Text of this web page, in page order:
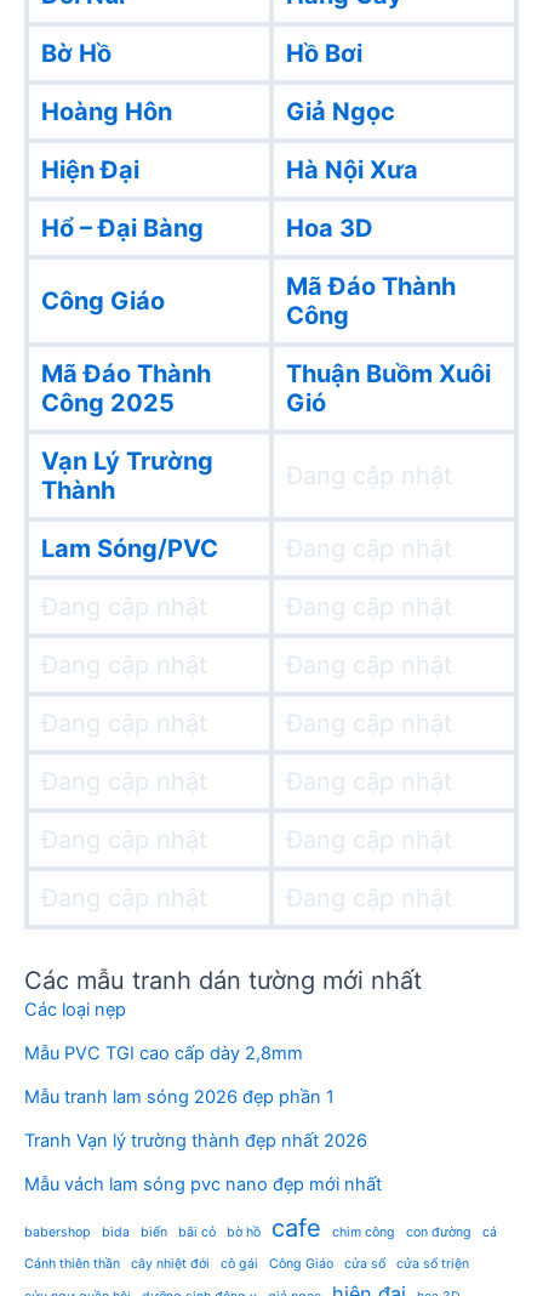
Bờ Hồ
Hồ Bơi
Hoàng Hôn
Giả Ngọc
Hiện Đại
Hà Nội Xưa
Hổ – Đại Bàng
Hoa 3D
Công Giáo
Mã Đáo Thành
Công
Mã Đáo Thành
Công 2025
Thuận Buồm Xuôi
Gió
Vạn Lý Trường
Thành
Đang cập nhật
Lam Sóng/PVC
Đang cập nhật
Đang cập nhật
Đang cập nhật
Đang cập nhật
Đang cập nhật
Đang cập nhật
Đang cập nhật
Đang cập nhật
Đang cập nhật
Đang cập nhật
Đang cập nhật
Đang cập nhật
Đang cập nhật
Các mẫu tranh dán tường mới nhất
Các loại nẹp
Mẫu PVC TGI cao cấp dày 2,8mm
Mẫu tranh lam sóng 2026 đẹp phần 1
Tranh Vạn lý trường thành đẹp nhất 2026
Mẫu vách lam sóng pvc nano đẹp mới nhất
babershop bida biển bãi cỏ bờ hồ cafe chim công con đường
cá
Cánh thiên thần
cây nhiệt đới cô gái Công Giáo cửa sổ cửa sổ triện